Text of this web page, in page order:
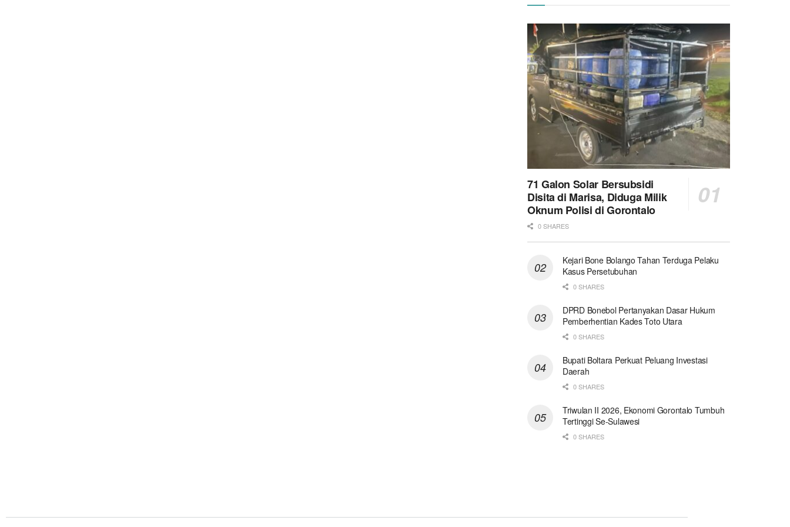
71 Galon Solar Bersubsidi
Disita di Marisa, Diduga Milik
Oknum Polisi di Gorontalo
0 SHARES
Kejari Bone Bolango Tahan Terduga Pelaku
Kasus Persetubuhan
0 SHARES
DPRD Bonebol Pertanyakan Dasar Hukum
Pemberhentian Kades Toto Utara
0 SHARES
Bupati Boltara Perkuat Peluang Investasi
Daerah
0 SHARES
Triwulan II 2026, Ekonomi Gorontalo Tumbuh
Tertinggi Se-Sulawesi
0 SHARES